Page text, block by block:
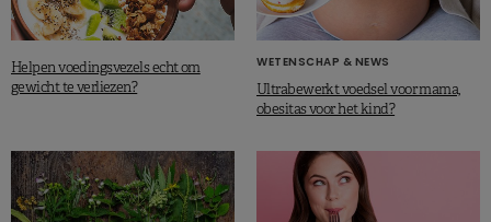
Helpen voedingsvezels echt om
gewicht te verliezen?
WETENSCHAP & NEWS
Ultrabewerkt voedsel voor mama,
obesitas voor het kind?